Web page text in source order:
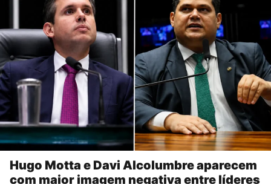
Hugo Motta e Davi Alcolumbre aparecem
com maior imagem negativa entre líderes